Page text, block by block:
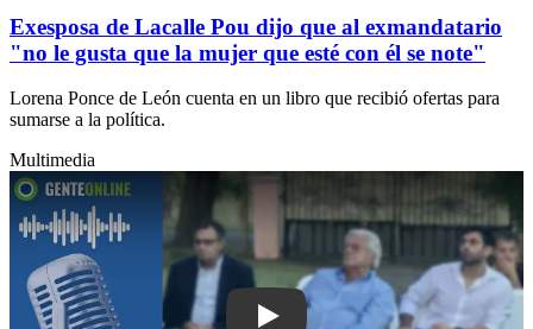
Exesposa de Lacalle Pou dijo que al exmandatario
"no le gusta que la mujer que esté con él se note"
Lorena Ponce de León cuenta en un libro que recibió ofertas para
sumarse a la política.
Multimedia